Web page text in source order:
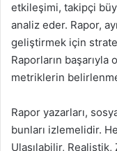
etkileşimi, takipçi
analiz eder. Rapor,
geliştirmek için
Raporların
metriklerin
Rapor yazarları,
bunları izlemelidir.
Ulaşılabilir,